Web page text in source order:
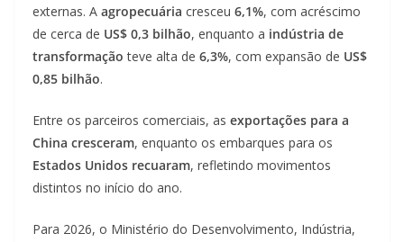
externas. A agropecuária cresceu 6,1%, com acréscimo
de cerca de US$ 0,3 bilhão, enquanto a indústria de
transformação teve alta de 6,3%, com expansão de US$
0,85 bilhão.
Entre os parceiros comerciais, as exportações para a
China cresceram, enquanto os embarques para os
Estados Unidos recuaram, refletindo movimentos
distintos no início do ano.
Para 2026, o Ministério do Desenvolvimento, Indústria,